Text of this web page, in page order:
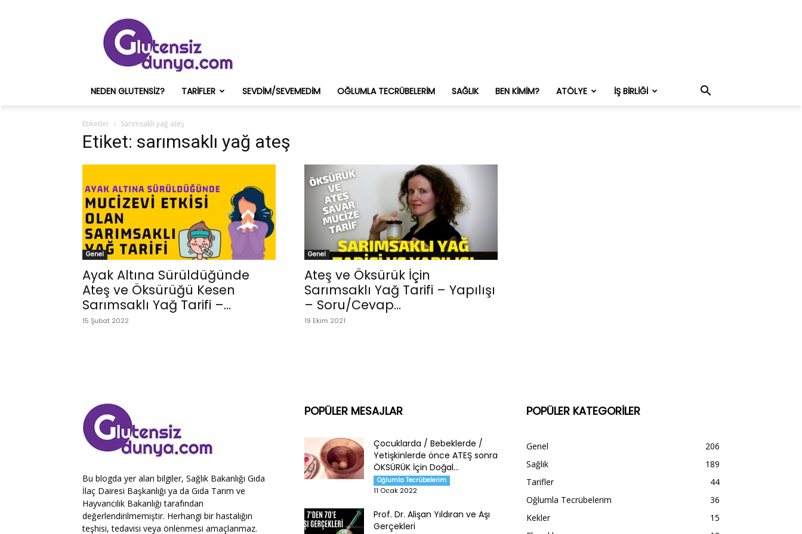
ve
Onun
Sağlık
Deneyimleri
NEDEN GLUTENSIZ? TARIFLER SEVDIM/SEVEMEDIM OĞLUMLA TECRÜBELERIM SAĞLIK BEN KIMIM? ATÖLYE İŞ BIRLIĞI
Etiketler Sarımsaklı yağ ateş
Etiket: sarımsaklı yağ ateş
Genel
Ayak Altına Sürüldüğünde
Ateş ve Öksürüğü Kesen
Sarımsaklı Yağ Tarifi –...
15 Şubat 2022
Genel
Ateş ve Öksürük İçin
Sarımsaklı Yağ Tarifi – Yapılışı
– Soru/Cevap...
19 Ekim 2021
Bu blogda yer alan bilgiler, Sağlık Bakanlığı Gıda
İlaç Dairesi Başkanlığı ya da Gıda Tarım ve
Hayvancılık Bakanlığı tarafından
değerlendirilmemiştir. Herhangi bir hastalığın
teşhisi, tedavisi veya önlenmesi amaçlanmaz.
POPÜLER MESAJLAR
Çocuklarda / Bebeklerde /
Yetişkinlerde önce ATEŞ sonra
ÖKSÜRÜK İçin Doğal...
Oğlumla Tecrübelerim
11 Ocak 2022
Prof. Dr. Alişan Yıldıran ve Aşı
Gerçekleri
POPÜLER KATEGORİLER
Genel
206
Sağlık
189
Tarifler
44
Oğlumla Tecrübelerim
36
Kekler
15